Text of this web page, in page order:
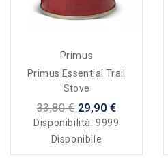
Primus
Primus Essential Trail
Stove
33,80 € 29,90 €
Disponibilità:9999
Disponibile